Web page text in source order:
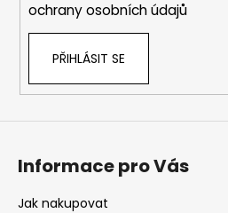
ochrany osobních údajů
PŘIHLÁSIT SE
Informace pro Vás
Jak nakupovat